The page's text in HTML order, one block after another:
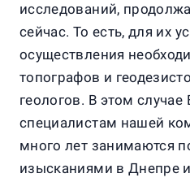
исследований,
сейчас. То есть, для их
осуществления
топографов и
геологов. В этом
специалистам нашей
много лет занимаются
изысканиями в Днепре